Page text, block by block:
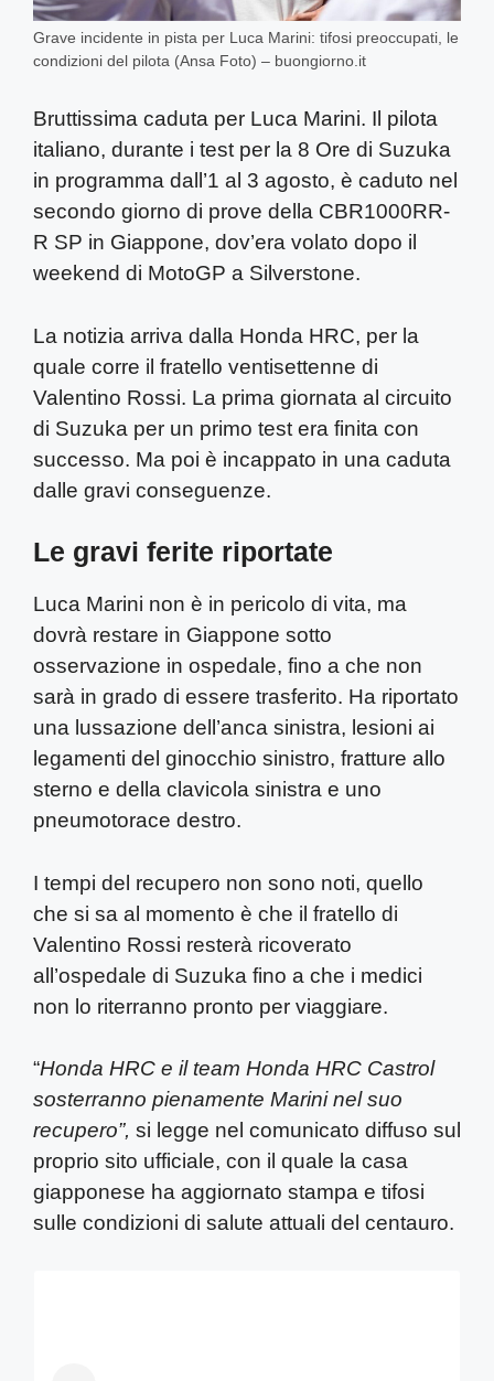
Grave incidente in pista per Luca Marini: tifosi preoccupati, le
condizioni del pilota (Ansa Foto) – buongiorno.it
Bruttissima caduta per Luca Marini. Il pilota
italiano, durante i test per la 8 Ore di Suzuka
in programma dall’1 al 3 agosto, è caduto nel
secondo giorno di prove della CBR1000RR-
R SP in Giappone, dov’era volato dopo il
weekend di MotoGP a Silverstone.
La notizia arriva dalla Honda HRC, per la
quale corre il fratello ventisettenne di
Valentino Rossi. La prima giornata al circuito
di Suzuka per un primo test era finita con
successo. Ma poi è incappato in una caduta
dalle gravi conseguenze.
Le gravi ferite riportate
Luca Marini non è in pericolo di vita, ma
dovrà restare in Giappone sotto
osservazione in ospedale, fino a che non
sarà in grado di essere trasferito. Ha riportato
una lussazione dell’anca sinistra, lesioni ai
legamenti del ginocchio sinistro, fratture allo
sterno e della clavicola sinistra e uno
pneumotorace destro.
I tempi del recupero non sono noti, quello
che si sa al momento è che il fratello di
Valentino Rossi resterà ricoverato
all’ospedale di Suzuka fino a che i medici
non lo riterranno pronto per viaggiare.
“Honda HRC e il team Honda HRC Castrol
sosterranno pienamente Marini nel suo
recupero”, si legge nel comunicato diffuso sul
proprio sito ufficiale, con il quale la casa
giapponese ha aggiornato stampa e tifosi
sulle condizioni di salute attuali del centauro.